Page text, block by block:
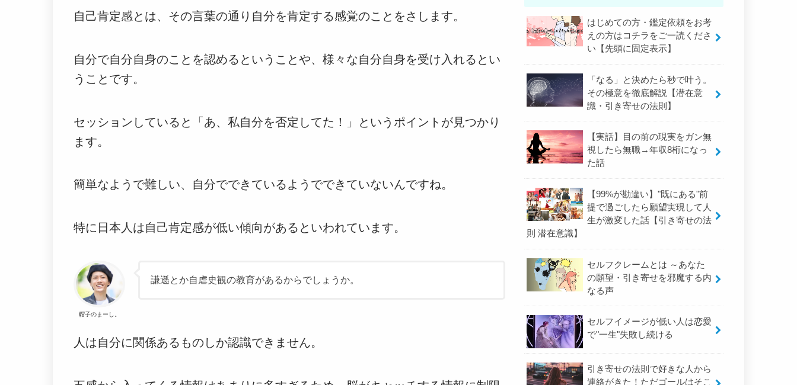
自己肯定感とは、その言葉の通り自分を肯定する感覚のことをさします。
自分で自分自身のことを認めるということや、様々な自分自身を受け入れるとい
うことです。
セッションしていると「あ、私自分を否定してた！」というポイントが見つかり
ます。
簡単なようで難しい、自分でできているようでできていないんですね。
特に日本人は自己肯定感が低い傾向があるといわれています。
帽子のまーし。
謙遜とか自虐史観の教育があるからでしょうか。
人は自分に関係あるものしか認識できません。
はじめての方・鑑定依頼をお考
えの方はコチラをご一読くださ
い【先頭に固定表示】
「なる」と決めたら秒で叶う。
その極意を徹底解説【潜在意
識・引き寄せの法則】
【実話】目の前の現実をガン無
視したら無職→年収8桁になっ
た話
【99%が勘違い】"既にある"前
提で過ごしたら願望実現して人
生が激変した話【引き寄せの法
則 潜在意識】
セルフクレームとは ～あなた
の願望・引き寄せを邪魔する内
なる声
セルフイメージが低い人は恋愛
で"一生"失敗し続ける
引き寄せの法則で好きな人から
連絡がきた！ただゴールはそこ